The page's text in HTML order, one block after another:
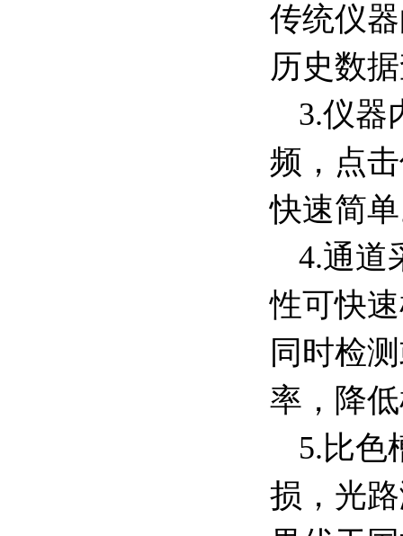
传统仪
历史数
3.仪器
频，点
快速简
4.通道
性可快
同时检
率，降
5.比色
损，光